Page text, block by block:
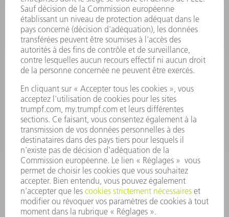
INFORMATION
Foire aux questions
Termes et conditions
CONTACT
01 48 17 37 73
Lun - Jeu 08:00h - 16:30h
Ven 08:00h - 12:30h
outillages@fr.TRUMPF.com
CONTACT
Pièces Détachées
01 48 17 37 57
Lun – Ven 8:30h - 17:30h
pieces.detachees@trumpf.com